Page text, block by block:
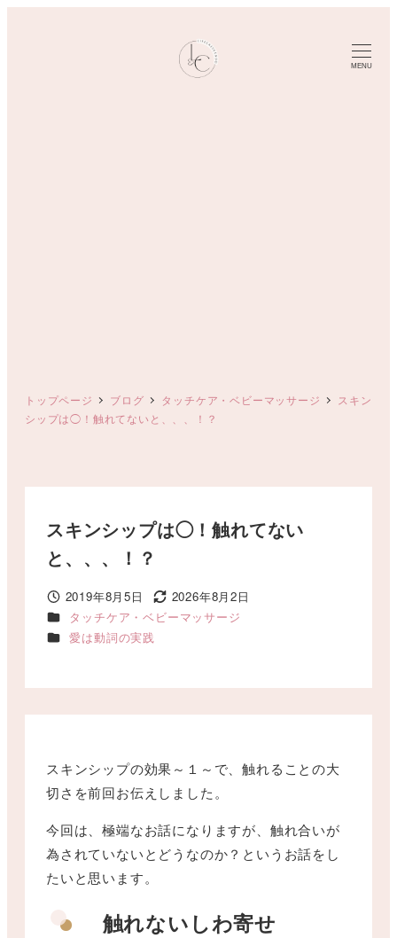
MENU
トップページ ブログ タッチケア・ベビーマッサージ
スキン
シップは◯！触れてないと、、、！？
スキンシップは◯！触れてない
と、、、！？
投稿日
2019年8月5日
更新日
2026年8月2日
カテゴリー
タッチケア・ベビーマッサージ
カテゴリー
愛は動詞の実践
スキンシップの効果～１～で、触れることの大
切さを前回お伝えしました。
今回は、極端なお話になりますが、触れ合いが
為されていないとどうなのか？というお話をし
たいと思います。
触れないしわ寄せ